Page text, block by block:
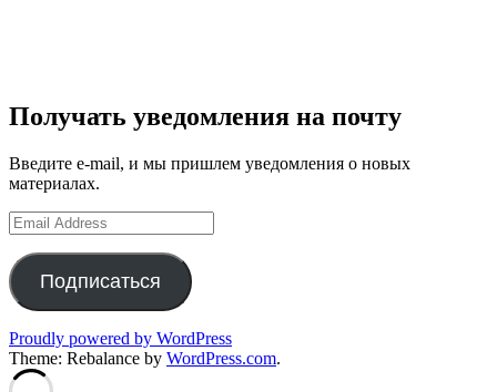
Получать уведомления на почту
Введите e-mail, и мы пришлем уведомления о новых
материалах.
Email
Address
Подписаться
Proudly powered by WordPress
Theme: Rebalance by WordPress.com.